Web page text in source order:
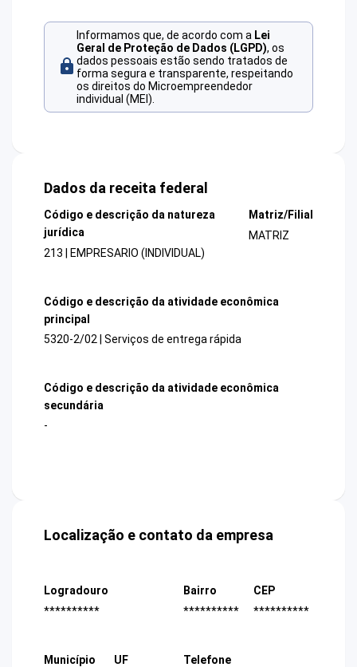
Informamos que, de acordo com a Lei
Geral de Proteção de Dados (LGPD), os
dados pessoais estão sendo tratados de
forma segura e transparente, respeitando
os direitos do Microempreendedor
individual (MEI).
Dados da receita federal
Código e descrição da natureza
jurídica
213 | EMPRESARIO (INDIVIDUAL)
Matriz/Filial
MATRIZ
Código e descrição da atividade econômica
principal
5320-2/02 | Serviços de entrega rápida
Código e descrição da atividade econômica
secundária
-
Localização e contato da empresa
Logradouro
**********
Bairro
**********
CEP
**********
Município
UF
Telefone